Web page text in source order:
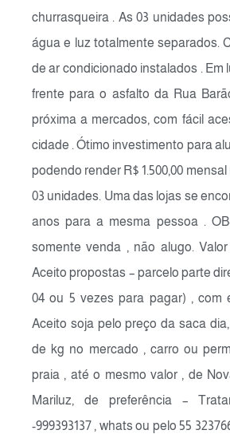
churrasqueira . As 03 unidades
água e luz totalmente separados.
de ar condicionado instalados . Em
frente para o asfalto da Rua
próxima a mercados, com fácil
cidade . Ótimo investimento para
podendo render R$ 1.500,00
03 unidades. Uma das lojas se
anos para a mesma pessoa .
somente venda , não alugo. Valor
Aceito propostas – parcelo parte
04 ou 5 vezes para pagar) , com
Aceito soja pelo preço da saca
de kg no mercado , carro ou
praia , até o mesmo valor , de
Mariluz, de preferência –
-999393137 , whats ou pelo 55